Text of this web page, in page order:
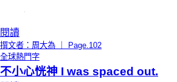
閱讀
撰文者：周大為 ｜ Page.102
全球熱門字
不小心恍神 I was spaced out.